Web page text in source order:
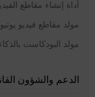
أداة إنشاء مقاطع
مولد مقاطع فيديو
مولد البودكاست
الدعم والشؤون